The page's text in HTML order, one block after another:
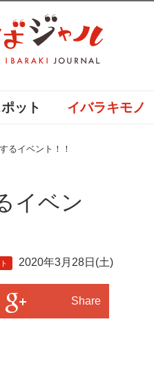
ット イバラキモノ
るイベント！！
イベン
2020年3月28日(土)
Share